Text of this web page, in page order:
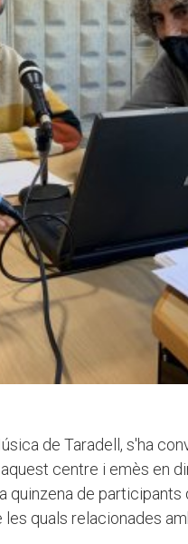
de Taradell, s'ha
centre i emès en
quinzena de
quals relacionades